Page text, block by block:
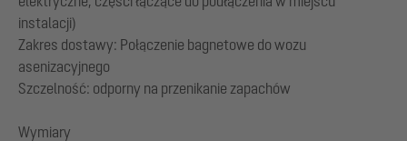
instalacji)
Zakres dostawy: Połączenie bagnetowe do wozu
asenizacyjnego
Szczelność: odporny na przenikanie zapachów
Wymiary